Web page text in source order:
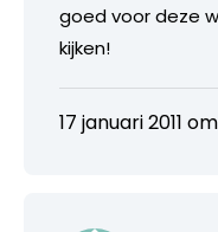
goed voor deze
kijken!
17 januari 2011